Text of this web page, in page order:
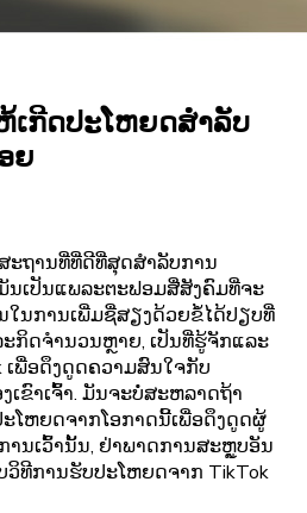
ເກີດປະໂຫຍດສຳລັບ
ຍ
ະຖານທີ່ທີ່ດີທີ່ສຸດສໍາລັບການ
ນເປັນແພລະຕະຟອມສື່ສັງຄົມທີ່ຈະ
ໃນການເພີ່ມຊື່ສຽງດ້ວຍຂໍ້ໄດ້ປຽບທີ່
ກິດຈໍານວນຫຼາຍ, ເປັນທີ່ຮູ້ຈັກແລະ
ເພື່ອດຶງດູດຄວາມສົນໃຈກັບ
ຂົາເຈົ້າ. ມັນຈະບໍ່ສະຫລາດຖ້າ
ໂຫຍດຈາກໂອກາດນີ້ເພື່ອດຶງດູດຜູ້
ານເວົ້ານັ້ນ, ຢ່າພາດການສະຫຼູບອັນ
ວິທີການຮັບປະໂຫຍດຈາກ TikTok